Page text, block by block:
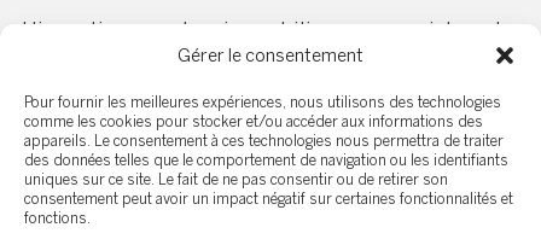
Gérer le consentement
Pour fournir les meilleures expériences, nous utilisons des technologies
comme les cookies pour stocker et/ou accéder aux informations des
appareils. Le consentement à ces technologies nous permettra de traiter
des données telles que le comportement de navigation ou les identifiants
uniques sur ce site. Le fait de ne pas consentir ou de retirer son
consentement peut avoir un impact négatif sur certaines fonctionnalités et
fonctions.
L’investissement en immobilier commercial peut
être extrêmement rentable, à condition de bien
gérer les risques associés. En adoptant une
approche structurée — basée sur l’analyse, la
diversification, une gestion rigoureuse et
l’accompagnement de professionnels — il est
possible de sécuriser ses investissements et de